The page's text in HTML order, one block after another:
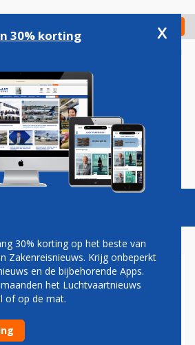
Check in
Podcasts Vacatures
45 PROCENT
VORIG JAAR,
NEEMT WEL
30% korting x
30% korting op het beste van
Zakenreisnieuws. Krijg onbeperkt
en de bijbehorende Apps.
het Luchtvaartnieuws
of op de mat.